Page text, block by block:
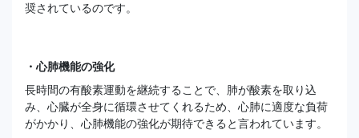
奨されているのです。
・心肺機能の強化
長時間の有酸素運動を継続することで、肺が酸素を取り込
み、心臓が全身に循環させてくれるため、心肺に適度な負荷
がかかり、心肺機能の強化が期待できると言われています。